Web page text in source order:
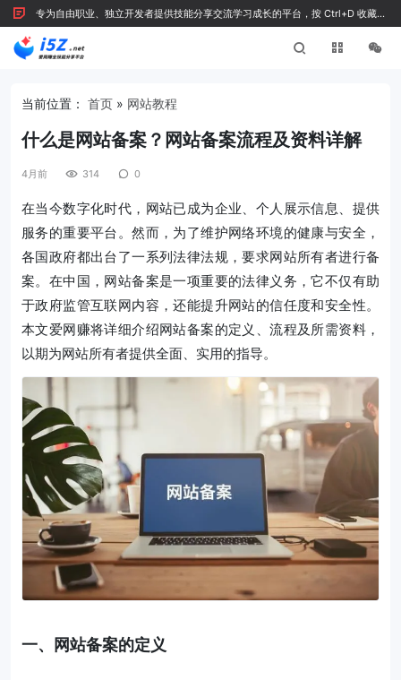
专为自由职业、独立开发者提供技能分享交流学习成长的平台，按 Ctrl+D 收藏我
们
当前位置： 首页 » 网站教程
什么是网站备案？网站备案流程及资料详解
4月前 314 0
在当今数字化时代，网站已成为企业、个人展示信息、提供
服务的重要平台。然而，为了维护网络环境的健康与安全，
各国政府都出台了一系列法律法规，要求网站所有者进行备
案。在中国，网站备案是一项重要的法律义务，它不仅有助
于政府监管互联网内容，还能提升网站的信任度和安全性。
本文爱网赚将详细介绍网站备案的定义、流程及所需资料，
以期为网站所有者提供全面、实用的指导。
一、网站备案的定义